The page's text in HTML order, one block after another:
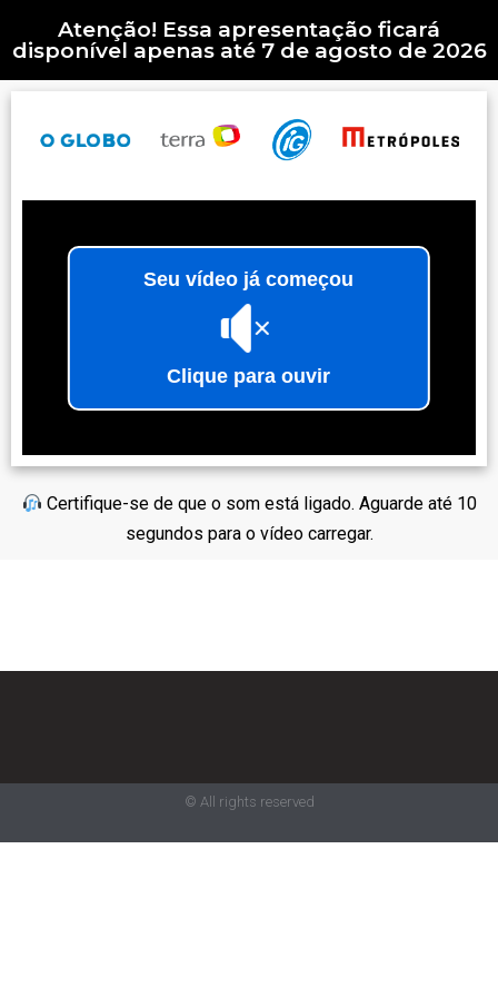
Atenção! Essa apresentação ficará
disponível apenas até 7 de agosto de 2026
Seu vídeo já começou
Clique para ouvir
Certifique-se de que o som está ligado. Aguarde até 10
segundos para o vídeo carregar.
© All rights reserved